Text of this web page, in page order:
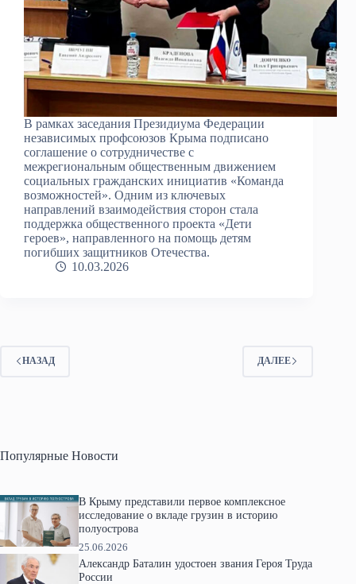
В рамках заседания Президиума Федерации
независимых профсоюзов Крыма подписано
соглашение о сотрудничестве с
межрегиональным общественным движением
социальных гражданских инициатив «Команда
возможностей». Одним из ключевых
направлений взаимодействия сторон стала
поддержка общественного проекта «Дети
героев», направленного на помощь детям
погибших защитников Отечества.
10.03.2026
НАЗАД ДАЛЕЕ
Популярные Новости
В Крыму представили первое комплексное
исследование о вкладе грузин в историю
полуострова
25.06.2026
Александр Баталин удостоен звания Героя Труда
России